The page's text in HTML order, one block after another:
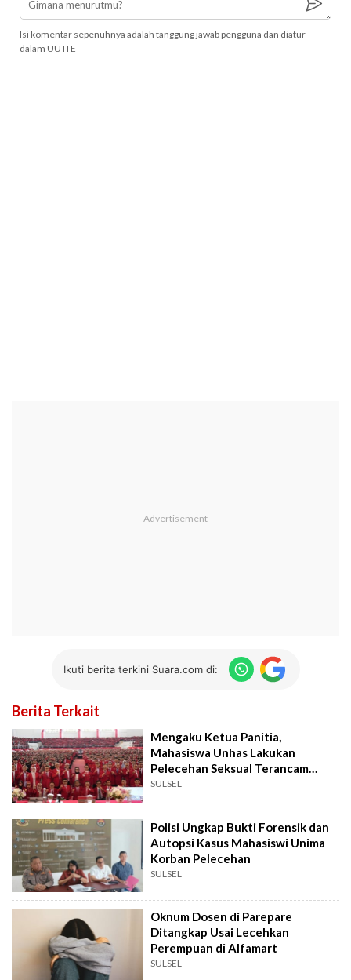
Isi komentar sepenuhnya adalah tanggung jawab pengguna dan diatur
dalam UU ITE
Ikuti berita terkini Suara.com di:
Berita Terkait
Mengaku Ketua Panitia,
Mahasiswa Unhas Lakukan
Pelecehan Seksual Terancam
Dipecat
SULSEL
Polisi Ungkap Bukti Forensik dan
Autopsi Kasus Mahasiswi Unima
Korban Pelecehan
SULSEL
Oknum Dosen di Parepare
Ditangkap Usai Lecehkan
Perempuan di Alfamart
SULSEL